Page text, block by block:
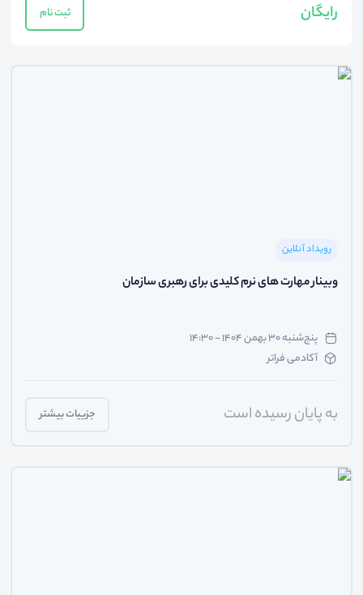
رایگان ثبت نام
رویداد آنلاین
وبینار مهارت های نرم کلیدی برای رهبری سازمان
پنج‌شنبه ۳۰ بهمن ۱۴۰۴ - ۱۴:۳۰
آکادمی فراتر
به پایان رسیده است جزییات بیشتر